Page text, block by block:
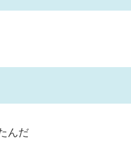
んだ